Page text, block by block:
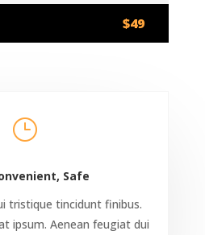
$49
}
Safe
tristique tincidunt finibus.
ipsum. Aenean feugiat dui